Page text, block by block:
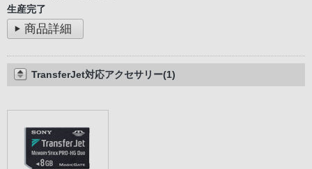
生産完了
商品詳細
TransferJet対応アクセサリー(1)